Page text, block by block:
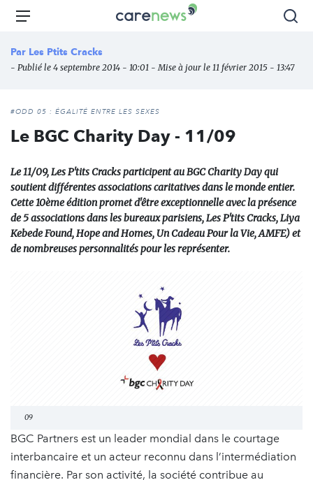
Aller
principal
Carenews,
des
l'engagement
Menu
Par Les Ptits Cracks
- Publié le 4 septembre 2014 - 10:01 - Mise à jour le 11 février 2015 - 13:47
#ODD 05 : ÉGALITÉ ENTRE LES SEXES
Le BGC Charity Day - 11/09
Le 11/09, Les P'tits Cracks participent au BGC Charity Day qui
soutient différentes associations caritatives dans le monde entier.
Cette 10ème édition promet d'être exceptionnelle avec la présence
de 5 associations dans les bureaux parisiens, Les P'tits Cracks, Liya
Kebede Found, Hope and Homes, Un Cadeau Pour la Vie, AMFE) et
de nombreuses personnalités pour les représenter.
09
BGC Partners est un leader mondial dans le courtage
interbancaire et un acteur reconnu dans l’intermédiation
financière. Par son activité, la société contribue au